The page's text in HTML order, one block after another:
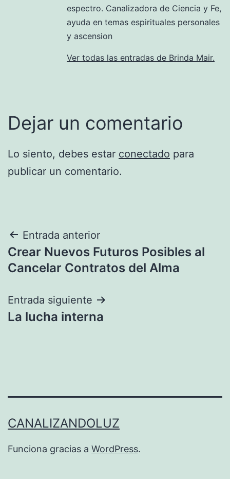
espectro. Canalizadora de Ciencia y Fe,
ayuda en temas espirituales personales
y ascension
Ver todas las entradas de Brinda Mair.
Dejar un comentario
Lo siento, debes estar conectado para
publicar un comentario.
Navegación
de
Entrada anterior
Crear Nuevos Futuros Posibles al
Cancelar Contratos del Alma
Entrada siguiente
La lucha interna
CANALIZANDOLUZ
Funciona gracias a WordPress.